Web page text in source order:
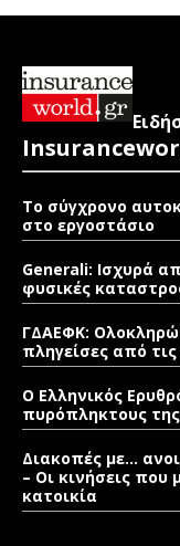
Το σύγχρονο
στο εργοστάσιο
Generali: Ισχυρά
φυσικές
ΓΔΑΕΦΚ:
πληγείσες από
Ο Ελληνικός
πυρόπληκτους
Διακοπές με…
– Οι κινήσεις
κατοικία